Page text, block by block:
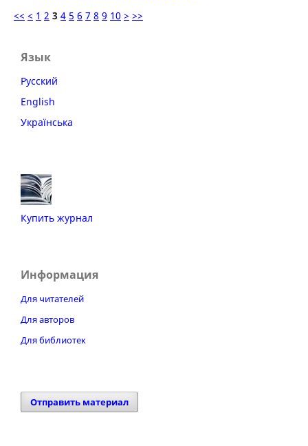
<< < 1 2 3 4 5 6 7 8 9 10 > >>
Язык
Русский
English
Українська
Купить журнал
Информация
Для читателей
Для авторов
Для библиотек
Отправить материал